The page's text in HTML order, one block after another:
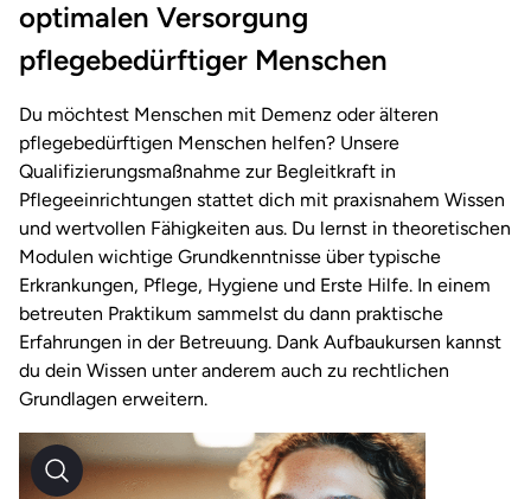
optimalen Versorgung
pflegebedürftiger Menschen
Du möchtest Menschen mit Demenz oder älteren
pflegebedürftigen Menschen helfen? Unsere
Qualifizierungsmaßnahme zur Begleitkraft in
Pflegeeinrichtungen stattet dich mit praxisnahem Wissen
und wertvollen Fähigkeiten aus. Du lernst in theoretischen
Modulen wichtige Grundkenntnisse über typische
Erkrankungen, Pflege, Hygiene und Erste Hilfe. In einem
betreuten Praktikum sammelst du dann praktische
Erfahrungen in der Betreuung. Dank Aufbaukursen kannst
du dein Wissen unter anderem auch zu rechtlichen
Grundlagen erweitern.